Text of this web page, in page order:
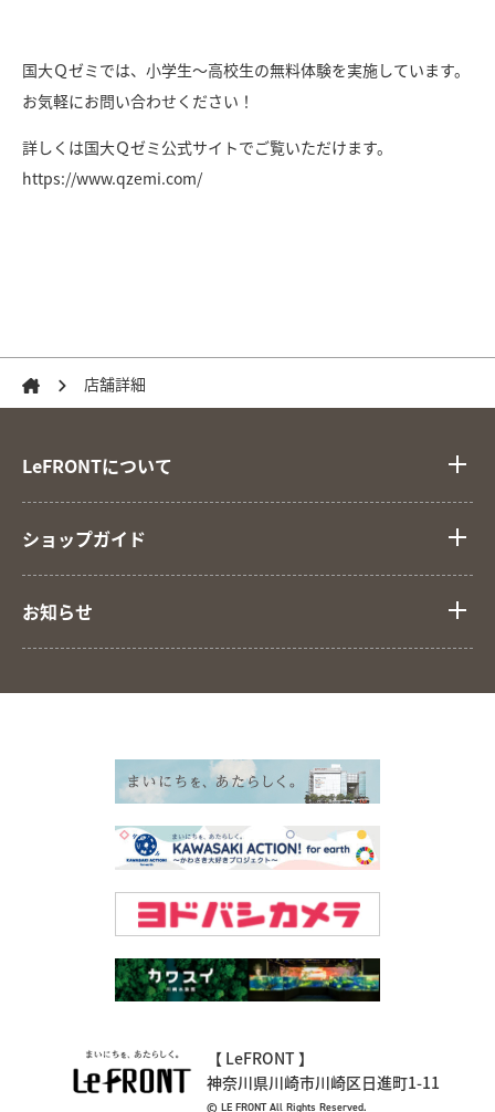
国大Ｑゼミでは、小学生～高校生の無料体験を実施しています。
お気軽にお問い合わせください！
詳しくは国大Ｑゼミ公式サイトでご覧いただけます。
https://www.qzemi.com/
店舗詳細
LeFRONTについて
ショップガイド
お知らせ
【 LeFRONT 】
神奈川県川崎市川崎区日進町1-11
© LE FRONT All Rights Reserved.